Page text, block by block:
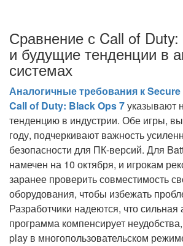
Сравнение с Call of
и будущие тенденции в
системах
Аналогичные требования к Secure
Call of Duty: Black Ops 7указывают
тенденцию в индустрии. Обе игры,
году, подчеркивают важность
безопасности для ПК-версий. Для
намечен на 10 октября, и игрокам
заранее проверить совместимость
оборудования, чтобы избежать
Разработчики надеются, что сильная
программа компенсирует
play в многопользовательском